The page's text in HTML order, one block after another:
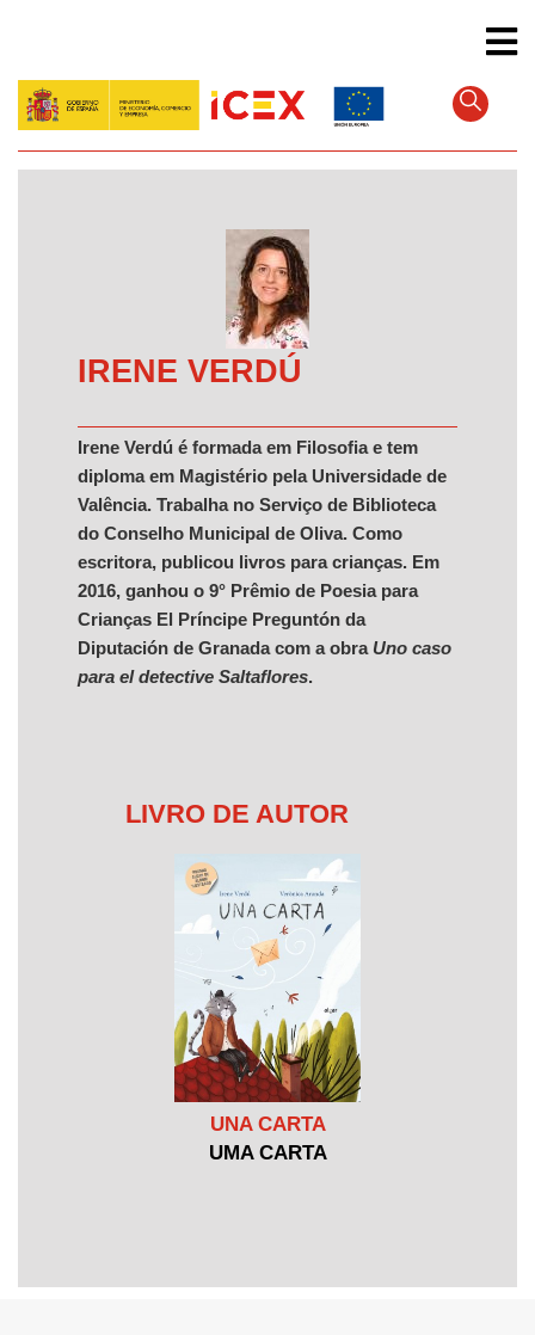
conteúdo
principal
IRENE VERDÚ
Irene Verdú é formada em Filosofia e tem
diploma em Magistério pela Universidade de
Valência. Trabalha no Serviço de Biblioteca
do Conselho Municipal de Oliva. Como
escritora, publicou livros para crianças. Em
2016, ganhou o 9° Prêmio de Poesia para
Crianças El Príncipe Preguntón da
Diputación de Granada com a obra Uno caso
para el detective Saltaflores.
LIVRO DE AUTOR
UNA CARTA
UMA CARTA